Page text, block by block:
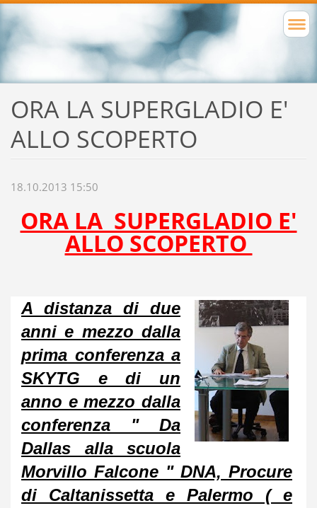
ORA LA SUPERGLADIO E'
ALLO SCOPERTO
18.10.2013 15:50
ORA LA SUPERGLADIO E'
ALLO SCOPERTO
A distanza di due
anni e mezzo dalla
prima conferenza a
SKYTG e di un
anno e mezzo dalla
conferenza " Da
Dallas alla scuola
Morvillo Falcone " DNA, Procure
di Caltanissetta e Palermo ( e